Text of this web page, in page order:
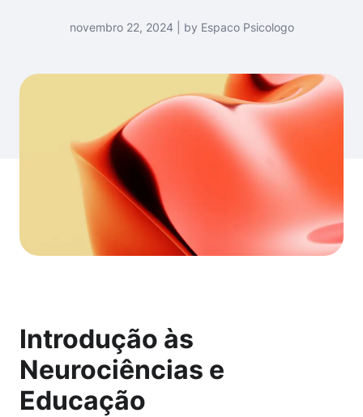
novembro 22, 2024 | by Espaco Psicologo
Introdução às
Neurociências e
Educação